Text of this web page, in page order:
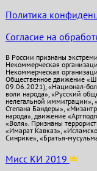
Политика
Согласие на
В России признаны
Некоммерческая
Некоммерческая
Общественное движение
09.06.2021), «Национал-
воли народа», «Русский
нелегальной
Степана Бандеры»,
народа», движение
«Воля». Признаны
«Имарат Кавказ»,
Синрике», «Братья-
Мисс КИ 2019